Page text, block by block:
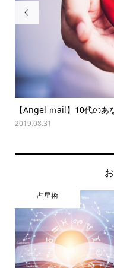

【Angel ｍail】10代のあ
2019.08.31
占星術